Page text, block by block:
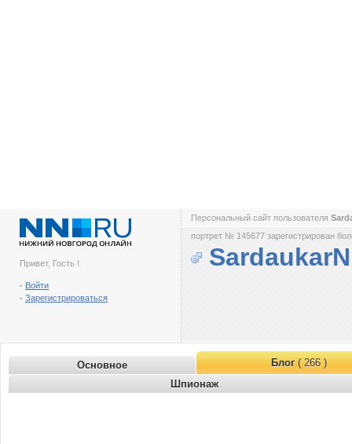
Привет, Гость !
- Войти
- Зарегистрироваться
Персональный сайт пользователя
портрет № 145677 зарегистрирован
Основное Блог( 266 )
Шпионаж